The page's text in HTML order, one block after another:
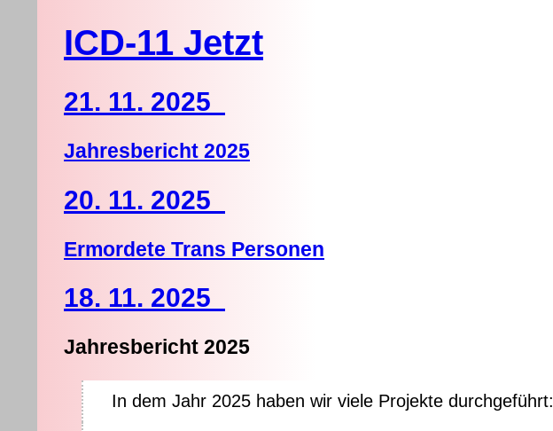
ICD-11 Jetzt
21. 11. 2025
Jahresbericht 2025
20. 11. 2025
Ermordete Trans Personen
18. 11. 2025
Jahresbericht 2025
In dem Jahr 2025 haben wir viele Projekte durchgeführt: